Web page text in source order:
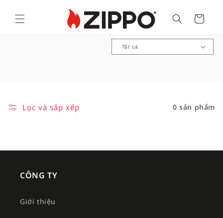
Cart
u
Lọc và sắp xếp 0 sản phẩm
CÔNG TY
Giới thiệu